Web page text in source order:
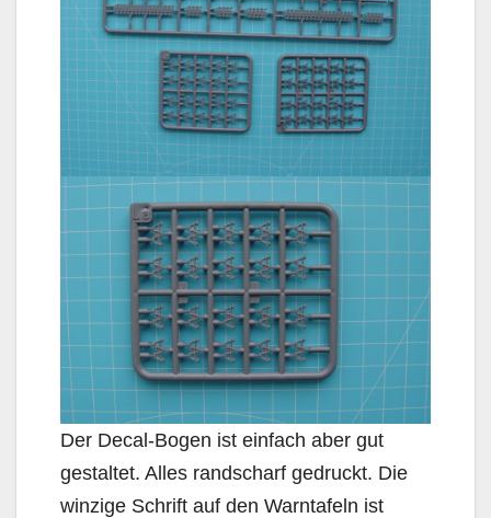
Der Decal-Bogen ist einfach aber gut
gestaltet. Alles randscharf gedruckt. Die
winzige Schrift auf den Warntafeln ist